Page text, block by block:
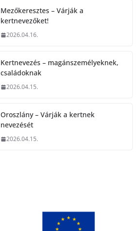
Mezőkeresztes – Várják a
kertnevezőket!
2026.04.16.
Kertnevezés – magánszemélyeknek,
családoknak
2026.04.15.
Oroszlány – Várják a kertnek
nevezését
2026.04.15.